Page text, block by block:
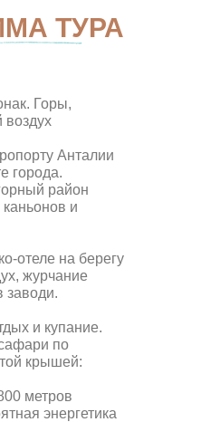
ТУРА
Горы,
воздух
Анталии
города.
район
и
отеле на берегу
журчание
заводи.
и купание.
по
крышей:
метров
энергетика